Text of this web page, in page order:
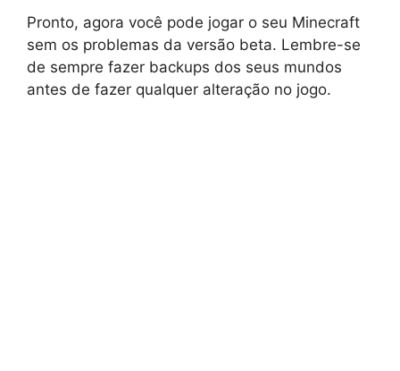
Pronto, agora você pode jogar o seu Minecraft
sem os problemas da versão beta. Lembre-se
de sempre fazer backups dos seus mundos
antes de fazer qualquer alteração no jogo.